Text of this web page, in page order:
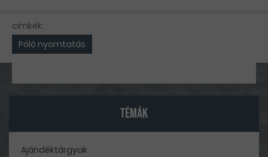
címkék:
Póló nyomtatás
TÉMÁK
Ajándéktárgyak